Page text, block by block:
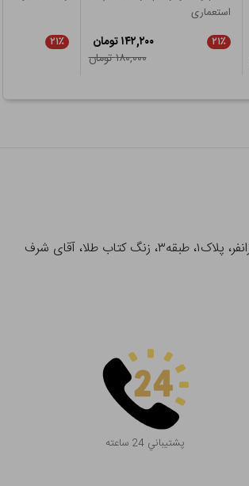
استعماری
۲۱٪
۱۴۲,۲۰۰ تومان
۱۸۰,۰۰۰ تومان
۲۱٪
آدرس تحویل حضوری سفارشات: میدان انقلاب، خیابان انقلاب، خیابان ۱۲ فروردین، خیابان شهدای ژاندارمری غربی، بن بست گرانفر، پلاک۱، طبقه۳، زنگ کتاب طلا، آقای شرف
پشتيباني 24 ساعته